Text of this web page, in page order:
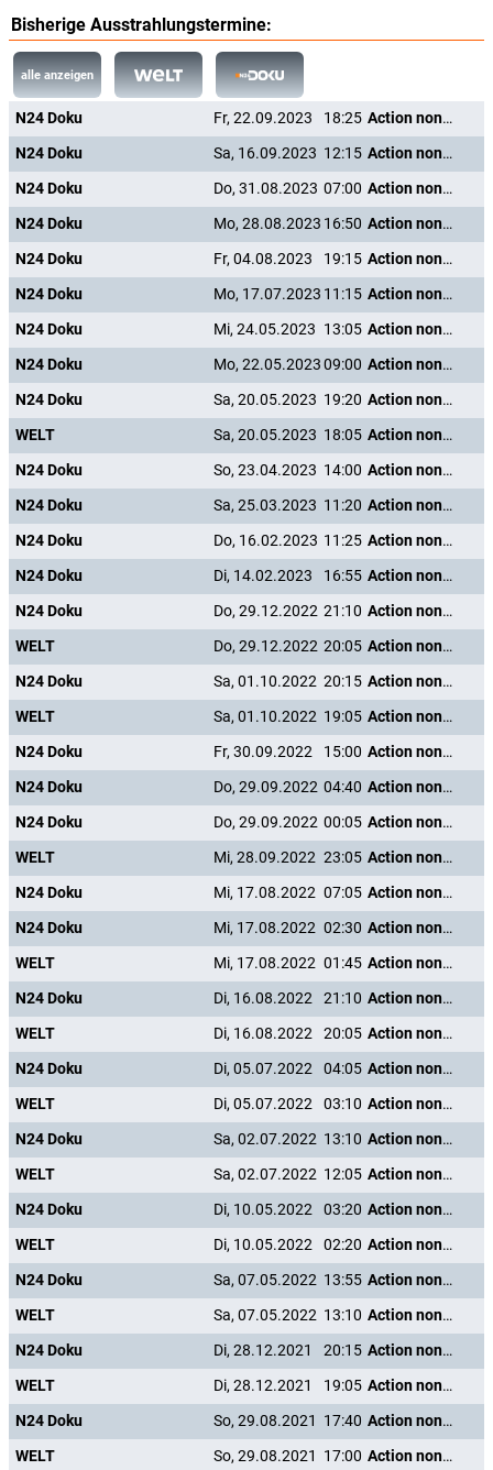
Bisherige Ausstrahlungstermine:
alle anzeigen
N24 Doku Fr, 22.09.2023 18:25
Action nonstop - Freizeitspaß der Superlative
N24 Doku
Sa, 16.09.2023 12:15
Action nonstop - Freizeitspaß der Superlative
N24 Doku
Do, 31.08.2023 07:00
Action nonstop - Freizeitspaß der Superlative
N24 Doku
Mo, 28.08.2023 16:50
Action nonstop - Freizeitspaß der Superlative
N24 Doku
Fr, 04.08.2023 19:15
Action nonstop - Freizeitspaß der Superlative
N24 Doku
Mo, 17.07.2023 11:15
Action nonstop - Freizeitspaß der Superlative
N24 Doku
Mi, 24.05.2023 13:05
Action nonstop - Freizeitspaß der Superlative
N24 Doku
Mo, 22.05.202309:00
Action nonstop - Freizeitspaß der Superlative
N24 Doku
Sa, 20.05.2023 19:20
Action nonstop - Freizeitspaß der Superlative
WELT
Sa, 20.05.2023 18:05
Action nonstop - Freizeitspaß der Superlative
N24 Doku
So, 23.04.2023 14:00
Action nonstop - Freizeitspaß der Superlative
N24 Doku
Sa, 25.03.2023 11:20
Action nonstop - Freizeitspaß der Superlative
N24 Doku
Do, 16.02.2023 11:25
Action nonstop - Freizeitspaß der Superlative
N24 Doku
Di, 14.02.2023 16:55
Action nonstop - Freizeitspaß der Superlative
N24 Doku
Do, 29.12.2022 21:10
Action nonstop - Freizeitspaß der Superlative
WELT
Do, 29.12.2022 20:05
Action nonstop - Freizeitspaß der Superlative
N24 Doku
Sa, 01.10.2022 20:15
Action nonstop - Freizeitspaß der Superlative
WELT
Sa, 01.10.2022 19:05
Action nonstop - Freizeitspaß der Superlative
N24 Doku
Fr, 30.09.2022 15:00
Action nonstop - Freizeitspaß der Superlative
N24 Doku
Do, 29.09.2022 04:40
Action nonstop - Freizeitspaß der Superlative
N24 Doku
Do, 29.09.2022 00:05
Action nonstop - Freizeitspaß der Superlative
WELT
Mi, 28.09.2022 23:05
Action nonstop - Freizeitspaß der Superlative
N24 Doku
Mi, 17.08.2022 07:05
Action nonstop - Freizeitspaß der Superlative
N24 Doku
Mi, 17.08.2022 02:30
Action nonstop - Freizeitspaß der Superlative
WELT
Mi, 17.08.2022 01:45
Action nonstop - Freizeitspaß der Superlative
N24 Doku
Di, 16.08.2022 21:10
Action nonstop - Freizeitspaß der Superlative
WELT
Di, 16.08.2022 20:05
Action nonstop - Freizeitspaß der Superlative
N24 Doku
Di, 05.07.2022 04:05
Action nonstop - Freizeitspaß der Superlative
WELT
Di, 05.07.2022 03:10
Action nonstop - Freizeitspaß der Superlative
N24 Doku
Sa, 02.07.2022 13:10
Action nonstop - Freizeitspaß der Superlative
WELT
Sa, 02.07.2022 12:05
Action nonstop - Freizeitspaß der Superlative
N24 Doku
Di, 10.05.2022 03:20
Action nonstop - Freizeitspaß der Superlative
WELT
Di, 10.05.2022 02:20
Action nonstop - Freizeitspaß der Superlative
N24 Doku
Sa, 07.05.2022 13:55
Action nonstop - Freizeitspaß der Superlative
WELT
Sa, 07.05.2022 13:10
Action nonstop - Freizeitspaß der Superlative
N24 Doku
Di, 28.12.2021 20:15
Action nonstop - Freizeitspaß der Superlative
WELT
Di, 28.12.2021 19:05
Action nonstop - Freizeitspaß der Superlative
N24 Doku
So, 29.08.2021 17:40
Action nonstop - Freizeitspaß der Superlative
WELT
So, 29.08.2021 17:00
Action nonstop - Freizeitspaß der Superlative